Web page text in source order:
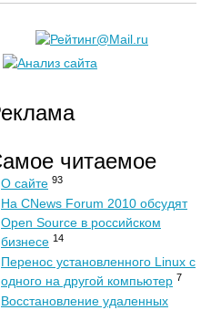
читаемое
О сайте 93
На CNews Forum 2010 обсудят
Open Source в российском
бизнесе 14
Перенос установленного Linux с
одного на другой компьютер 7
Восстановление удаленных